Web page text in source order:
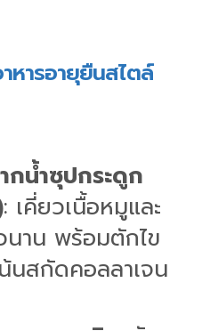
หารอายุยืนสไตล์
กน้ำซุปกระดูก
: เคี่ยวเนื้อหมูและ
นาน พร้อมตักไข
สกัดคอลลาเจน